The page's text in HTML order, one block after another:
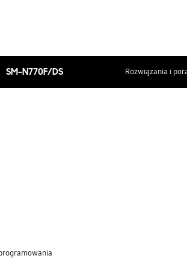
SM-N770F/DS Rozwiązania i